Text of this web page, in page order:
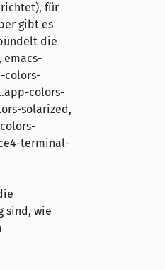
für
gibt es
die
emacs-
colors-
colors-
solarized,
terminal-
sind, wie